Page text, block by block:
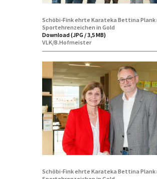
Schöbi-Fink ehrte Karateka Bettina
Sportehrenzeichen in Gold
Download (JPG / 3,5 MB)
VLK/B.Hofmeister
Schöbi-Fink ehrte Karateka Bettina